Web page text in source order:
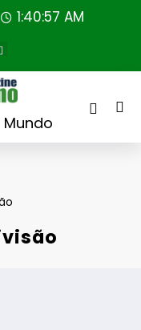
1:40:58 AM